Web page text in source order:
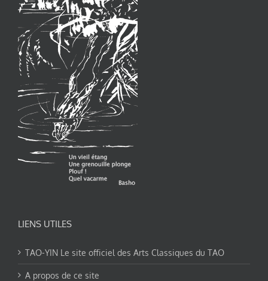
LIENS UTILES
TAO-YIN Le site officiel des Arts Classiques du TAO
A propos de ce site